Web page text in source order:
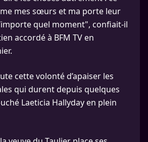
mes sœurs et ma porte leur
quel moment", confiait-il
accordé à BFM TV en
cette volonté d’apaiser les
qui durent depuis quelques
Laeticia Hallyday en plein